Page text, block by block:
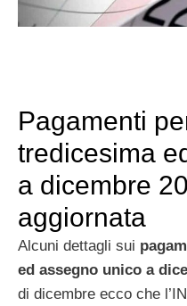
Pagamenti
tredicesima
a dicembre
aggiornata
Alcuni dettagli sui
ed assegno unico a
di dicembre ecco che